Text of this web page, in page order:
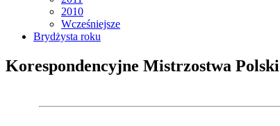
2010
Wcześniejsze
Brydżysta roku
Korespondencyjne Mistrzostwa Polski